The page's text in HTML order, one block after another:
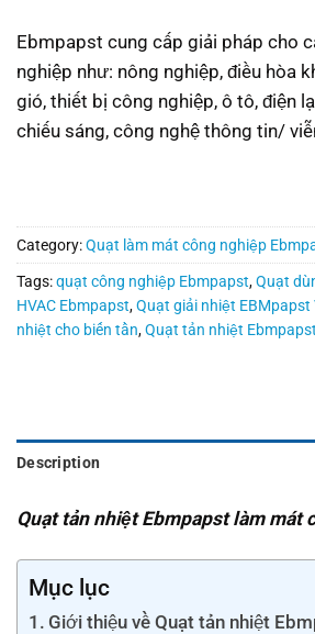
Ebmpapst cung cấp giải pháp cho
nghiệp như: nông nghiệp, điều hòa
gió, thiết bị công nghiệp, ô tô, điện
chiếu sáng, công nghệ thông tin/
Category:Quạt làm mát công nghiệp
Tags:quạt công nghiệp Ebmpapst,Quạt
HVAC Ebmpapst,Quạt giải nhiệt EBMpapst
nhiệt cho biến tần,Quạt tản nhiệt Ebmpapst
Description
Quạt tản nhiệt Ebmpapstlàm mát
Mục lục
Giới thiệu về Quạt tản nhiệt